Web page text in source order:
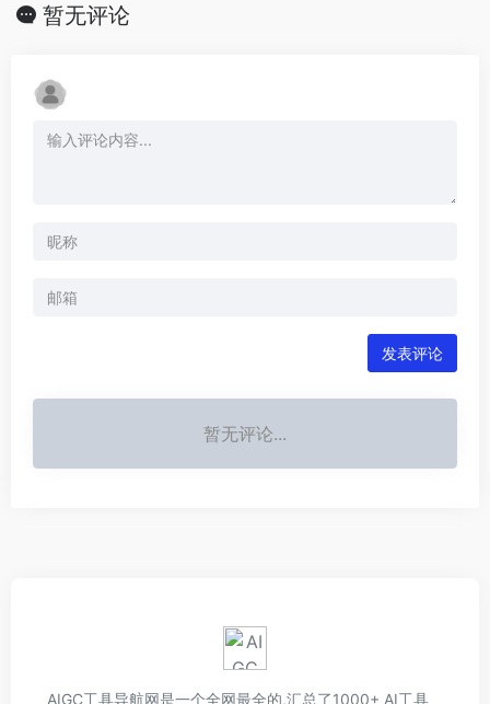
暂无评论
发表评论
暂无评论...
AIGC工具导航网是一个全网最全的,汇总了1000+ AI工具、